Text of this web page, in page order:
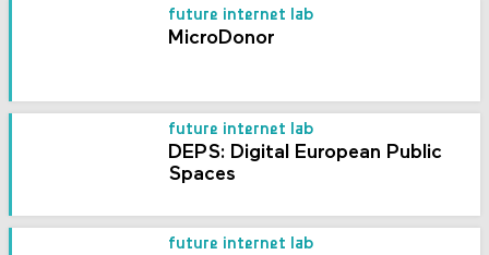
future internet lab
MicroDonor
future internet lab
DEPS: Digital European Public
Spaces
future internet lab